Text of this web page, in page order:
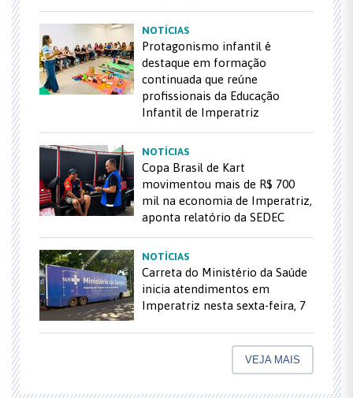
NOTÍCIAS
Protagonismo infantil é
destaque em formação
continuada que reúne
profissionais da Educação
Infantil de Imperatriz
NOTÍCIAS
Copa Brasil de Kart
movimentou mais de R$ 700
mil na economia de Imperatriz,
aponta relatório da SEDEC
NOTÍCIAS
Carreta do Ministério da Saúde
inicia atendimentos em
Imperatriz nesta sexta-feira, 7
VEJA MAIS